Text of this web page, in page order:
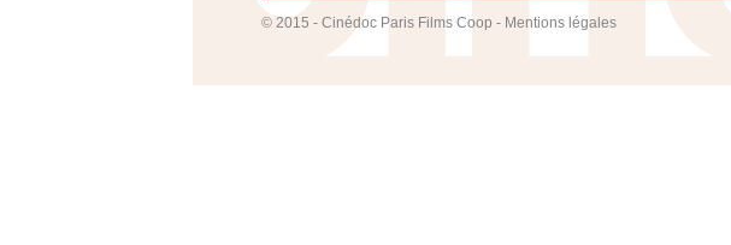
© 2015 - Cinédoc Paris Films Coop - Mentions légales